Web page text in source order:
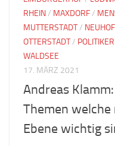
RHEIN/ MAXDORF/
MUTTERSTADT/
OTTERSTADT/ POLITIKER
WALDSEE
17. MÄRZ 2021
Andreas
Themen
Ebene wichtig